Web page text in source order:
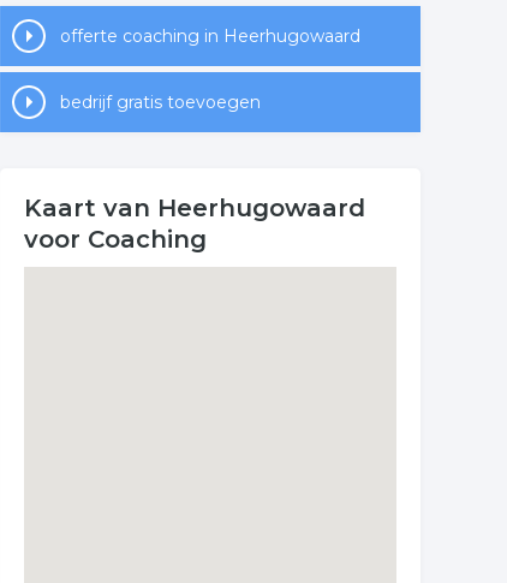
offerte coaching in Heerhugowaard
bedrijf gratis toevoegen
Kaart van Heerhugowaard
voor Coaching